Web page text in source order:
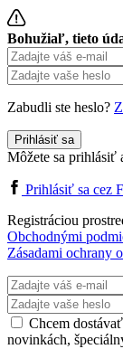
Bohužiaľ, tieto
Zabudli ste heslo?
Prihlásiť sa
Môžete sa prihlásiť
Prihlásiť sa cez
Registráciou
Obchodnými
Zásadami ochrany
Chcem
novinkách,